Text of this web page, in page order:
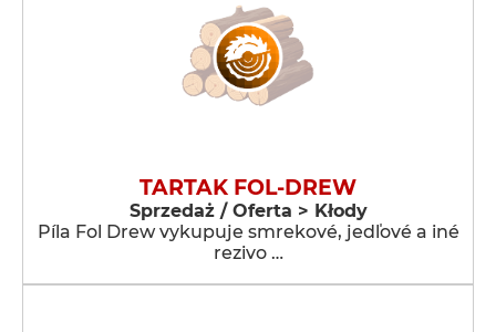
TARTAK FOL-DREW
Sprzedaż / Oferta > Kłody
Píla Fol Drew vykupuje smrekové, jedľové a iné
rezivo …